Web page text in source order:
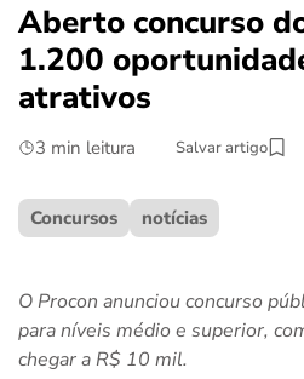
crédito fácil
Aberto concurso
1.200
atrativos
3 min leitura Salvar artigo
Concursos notícias
O Procon anunciou concurso
para níveis médio e superior,
chegar a R$ 10 mil.